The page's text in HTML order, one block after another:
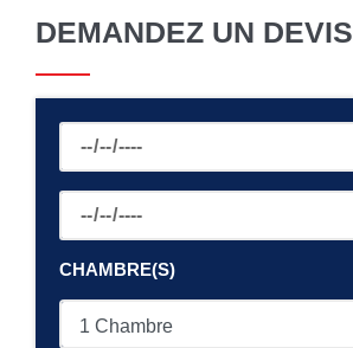
DEMANDEZ UN DEVIS
CHAMBRE(S)
1 Chambre